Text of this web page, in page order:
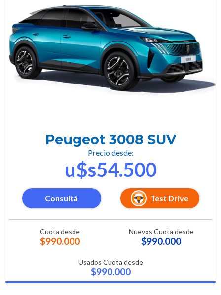
Peugeot 3008 SUV
Precio desde:
u$s54.500
Consultá Test Drive
Cuota desde
$990.000
Nuevos Cuota desde
$990.000
Usados Cuota desde
$990.000